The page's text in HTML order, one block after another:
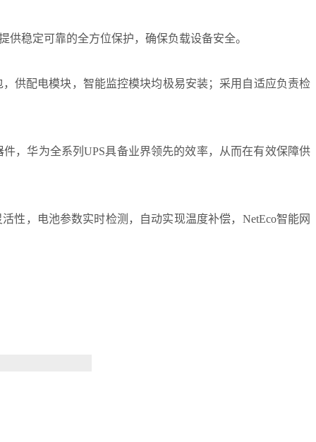
稳定可靠的全方位保护，确保负载设备安全。
配电模块，智能监控模块均极易安装；采用自适应负责检
华为全系列UPS具备业界领先的效率，从而在有效保障供
，电池参数实时检测，自动实现温度补偿，NetEco智能网